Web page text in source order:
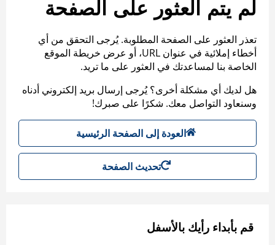
لم يتم العثور على الصفحة
تعذر العثور على الصفحة المطلوبة. يُرجى التحقق من أي
أخطاء إملائية في عنوان URL، أو عرض خريطة الموقع
الخاصة بنا لمساعدتك في العثور على ما تريد.
هل لديك أي مشكلة أخرى؟ يُرجى إرسال بريد إلكتروني أدناه
وسنعاود التواصل معك. شكرًا على صبرك!
العودة إلى الصفحة الرئيسية
تحديث الصفحة
قم بأبداء رأيك بالأسفل